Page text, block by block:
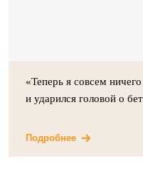
«Теперь я совсем
и ударился головой о
Подробнее